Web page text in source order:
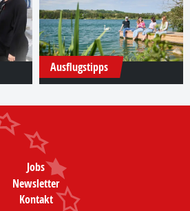
Ausflugstipps
Jobs
Newsletter
Kontakt